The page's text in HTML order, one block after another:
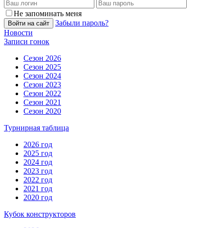
Не запоминать меня
Войти на сайт
Забыли пароль?
Новости
Записи гонок
Сезон 2026
Сезон 2025
Сезон 2024
Сезон 2023
Сезон 2022
Сезон 2021
Сезон 2020
Турнирная таблица
2026 год
2025 год
2024 год
2023 год
2022 год
2021 год
2020 год
Кубок конструкторов